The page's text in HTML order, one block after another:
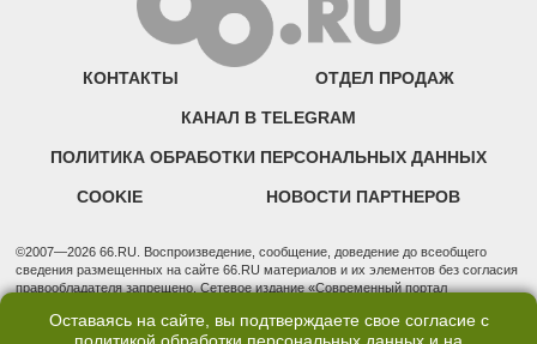
КОНТАКТЫ ОТДЕЛ ПРОДАЖ
КАНАЛ В TELEGRAM
ПОЛИТИКА ОБРАБОТКИ ПЕРСОНАЛЬНЫХ ДАННЫХ
COOKIE НОВОСТИ ПАРТНЕРОВ
©2007—2026 66.RU. Воспроизведение, сообщение, доведение до всеобщего
сведения размещенных на сайте 66.RU материалов и их элементов без согласия
правообладателя запрещено. Сетевое издание «Современный портал
надзору в сфере связи, информационных технологий и массовых коммуникаций
Оставаясь на сайте, вы подтверждаете свое согласие с